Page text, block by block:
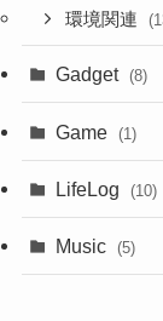
環境関連
Gadget (8)
Game (1)
LifeLog (10)
Music (5)